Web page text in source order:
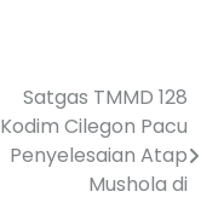
Satgas TMMD 128
Kodim Cilegon Pacu
Penyelesaian Atap
Mushola di